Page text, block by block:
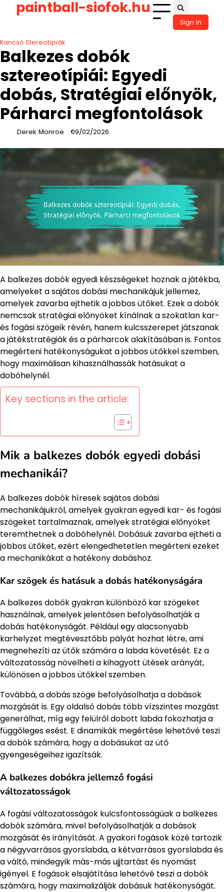
paintball-siofok.hu
Sign In
Kancsó Stereotípiák
Balkezes dobók
sztereotípiái: Egyedi
dobás, Stratégiai előnyök,
Párharci megfontolások
Derek Monroe 09/02/2026
A balkezes dobók egyedi készségeket hoznak a játékba,
amelyeket a sajátos dobási mechanikájuk jellemez,
amelyek zavarba ejthetik a jobbos ütőket. Ezek a dobók
nemcsak stratégiai előnyöket kínálnak a szokatlan kar-
és fogási szögeik révén, hanem kulcsszerepet játszanak
a játékstratégiák és a párharcok alakításában is. Fontos
megérteni hatékonyságukat a jobbos ütőkkel szemben,
hogy maximálisan kihasználhassák hatásukat a
dobóhelynél.
Key sections in the article:
Mik a balkezes dobók egyedi dobási
mechanikái?
A balkezes dobók híresek sajátos dobási
mechanikájukról, amelyek gyakran egyedi kar- és fogási
szögeket tartalmaznak, amelyek stratégiai előnyöket
teremthetnek a dobóhelynél. Dobásuk zavarba ejtheti a
jobbos ütőket, ezért elengedhetetlen megérteni ezeket
a mechanikákat a hatékony dobáshoz.
Kar szögek és hatásuk a dobás hatékonyságára
A balkezes dobók gyakran különböző kar szögeket
használnak, amelyek jelentősen befolyásolhatják a
dobás hatékonyságát. Például egy alacsonyabb
karhelyzet megtévesztőbb pályát hozhat létre, ami
megnehezíti az ütők számára a labda követését. Ez a
változatosság növelheti a kihagyott ütések arányát,
különösen a jobbos ütőkkel szemben.
Továbbá, a dobás szöge befolyásolhatja a dobások
mozgását is. Egy oldalsó dobás több vízszintes mozgást
generálhat, míg egy felülről dobott labda fokozhatja a
függőleges esést. E dinamikák megértése lehetővé teszi
a dobók számára, hogy a dobásukat az ütő
gyengeségeihez igazítsák.
A balkezes dobókra jellemző fogási
változatosságok
A fogási változatosságok kulcsfontosságúak a balkezes
dobók számára, mivel befolyásolhatják a dobások
mozgását és irányítását. A gyakori fogások közé tartozik
a négyvarrásos gyorslabda, a kétvarrásos gyorslabda és
a váltó, mindegyik más-más ujjtartást és nyomást
igényel. E fogások elsajátítása lehetővé teszi a dobók
számára, hogy maximalizálják dobásuk hatékonyságát.